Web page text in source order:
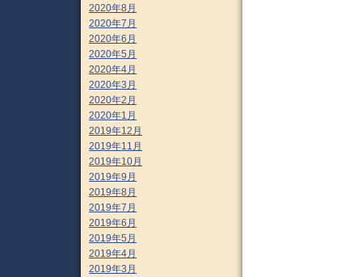
2020年8月
2020年7月
2020年6月
2020年5月
2020年4月
2020年3月
2020年2月
2020年1月
2019年12月
2019年11月
2019年10月
2019年9月
2019年8月
2019年7月
2019年6月
2019年5月
2019年4月
2019年3月